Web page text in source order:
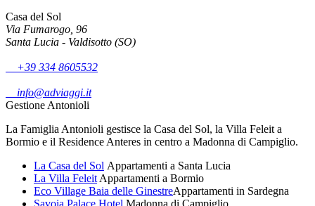
Casa del Sol
Via Fumarogo, 96
Santa Lucia - Valdisotto (SO)
+39 334 8605532
info@adviaggi.it
Gestione Antonioli
La Famiglia Antonioli gestisce la Casa del Sol, la Villa Feleit a
Bormio e il Residence Anteres in centro a Madonna di Campiglio.
La Casa del Sol Appartamenti a Santa Lucia
La Villa Feleit Appartamenti a Bormio
Eco Village Baia delle GinestreAppartamenti in Sardegna